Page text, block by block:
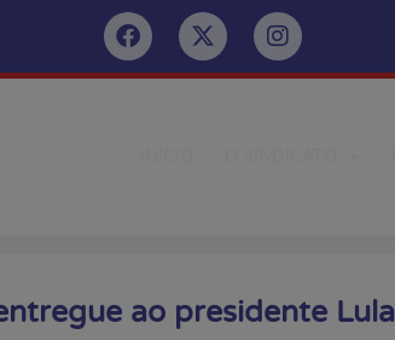
ao presidente Lula